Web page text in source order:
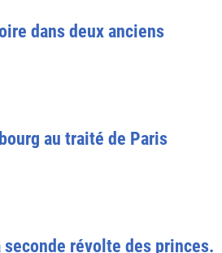
dans deux anciens
au traité de Paris
révolte des princes.